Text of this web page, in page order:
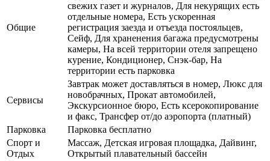
Общие
свежих газет и журналов, Для некурящих есть
отдельные номера, Есть ускоренная
регистрация заезда и отъезда постояльцев,
Сейф, Для храненения багажа предусмотрены
камеры, На всей территории отеля запрещено
курение, Кондиционер, Снэк-бар, На
территории есть парковка
Сервисы
Завтрак может доставляться в номер, Люкс для
новобрачных, Прокат автомобилей,
Экскурсионное бюро, Есть ксерокопирование
и факс, Трансфер от/до аэропорта (платный)
Парковка
Парковка бесплатно
Спорт и
Отдых
Массаж, Детская игровая площадка, Дайвинг,
Открытый плавательный бассейн